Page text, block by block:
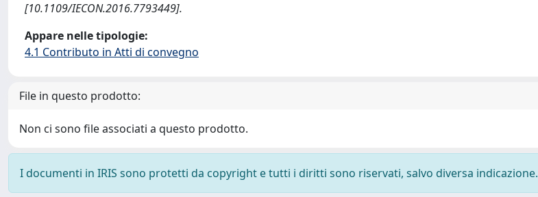
[10.1109/IECON.2016.7793449].
Appare nelle tipologie:
4.1 Contributo in Atti di convegno
File in questo prodotto:
Non ci sono file associati a questo prodotto.
I documenti in IRIS sono protetti da copyright e tutti i diritti sono riservati, salvo diversa indicazione.